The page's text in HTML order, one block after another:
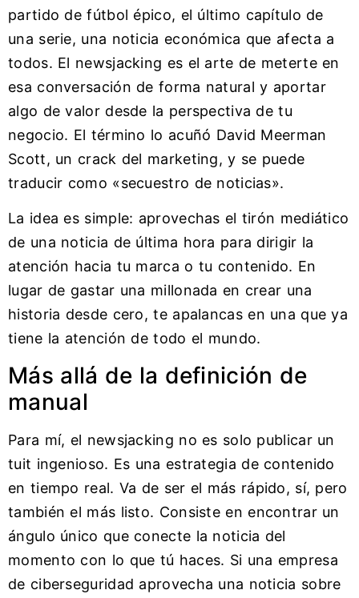
partido de fútbol épico, el último capítulo de
una serie, una noticia económica que afecta a
todos. El newsjacking es el arte de meterte en
esa conversación de forma natural y aportar
algo de valor desde la perspectiva de tu
negocio. El término lo acuñó David Meerman
Scott, un crack del marketing, y se puede
traducir como «secuestro de noticias».
La idea es simple: aprovechas el tirón mediático
de una noticia de última hora para dirigir la
atención hacia tu marca o tu contenido. En
lugar de gastar una millonada en crear una
historia desde cero, te apalancas en una que ya
tiene la atención de todo el mundo.
Más allá de la definición de
manual
Para mí, el newsjacking no es solo publicar un
tuit ingenioso. Es una estrategia de contenido
en tiempo real. Va de ser el más rápido, sí, pero
también el más listo. Consiste en encontrar un
ángulo único que conecte la noticia del
momento con lo que tú haces. Si una empresa
de ciberseguridad aprovecha una noticia sobre